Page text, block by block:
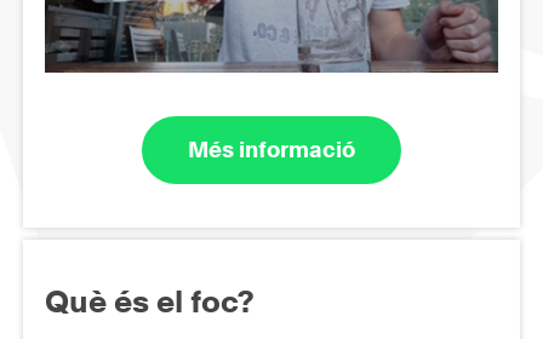
Més informació
Què és el foc?